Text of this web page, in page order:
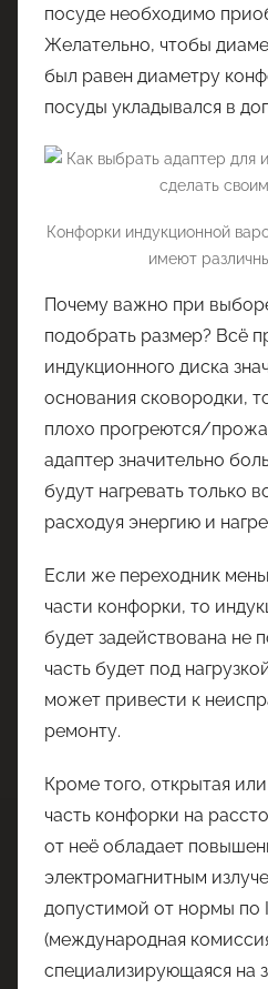
посуде необходимо
Желательно, чтобы
был равен диаметру
посуды укладывался в
Конфорки индукционной
имеют
Почему важно при
подобрать размер? Всё
индукционного диска
основания сковородки,
плохо прогреются/
адаптер значительно
будут нагревать только
расходуя энергию и
Если же переходник
части конфорки, то
будет задействована не
часть будет под
может привести к
ремонту.
Кроме того, открытая
часть конфорки на
от неё обладает
электромагнитным
допустимой от нормы по
(международная
специализирующаяся на